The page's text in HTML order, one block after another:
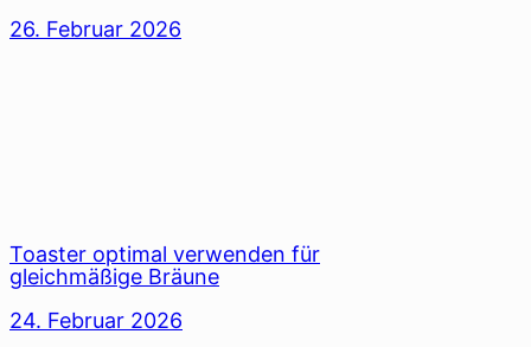
26. Februar 2026
Toaster optimal verwenden für
gleichmäßige Bräune
24. Februar 2026